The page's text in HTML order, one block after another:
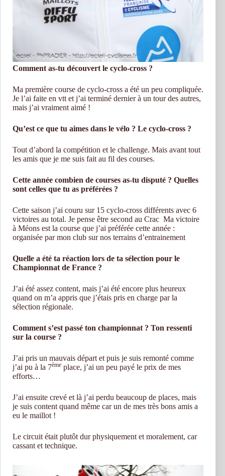
Comment as-tu découvert le cyclo-cross ?
Ma première course de cyclo-cross a été un peu compliquée.
Je l’ai faite en vtt et j’ai terminé dernier à un tour des autres,
mais j’ai vraiment aimé !
Qu’est ce que tu aimes dans le vélo ? Le cyclo-cross ?
Tout d’abord la compétition et le challenge. Mais avant tout
les amis que je me suis fait au fil des courses.
Cette année combien de courses as-tu disputé ? Quelles
sont celles que tu as préférées ?
Cette saison j’ai couru sur 15 cyclo-cross différents avec 6
victoires au total. Je pense être second au Crac Ma victoire
à Méons est la course que j’ai préférée cette année :
organisée par mon club sur nos terrains d’entrainement
Quelle a été ta réaction lors de ta sélection pour le
Championnat de France ?
J’ai été assez content, mais j’ai été encore plus heureux
quand on m’a appris que j’étais pris en charge par la
sélection régionale.
Comment s’est passé ton championnat ? Ton ressenti
sur la course ?
J’ai pris un mauvais départ et puis je suis remonté comme
j’ai pu à la 7ème place, j’ai un peu payé le prix de mes
efforts…
J’ai ensuite crevé et là j’ai perdu beaucoup de places, mais
je suis content quand même car un de mes très bons amis a
eu le maillot !
Le circuit était plutôt dur physiquement et moralement, car
cassant et technique.